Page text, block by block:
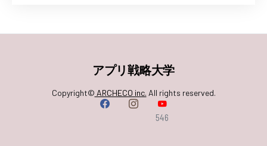
546
アプリ戦略大学
Copyright© ARCHECO inc. All rights reserved.